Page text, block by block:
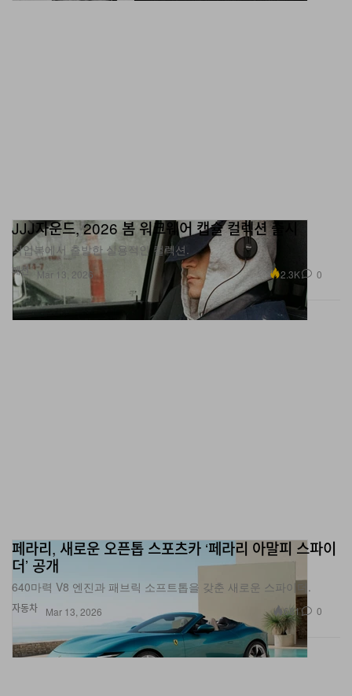
패션
JJJ자운드, 2026 봄 워크웨어 캡슐 컬렉션 출시
작업복에서 출발한 실용적인 컬렉션.
Mar 13, 2026 2.3K 0
자동차
페라리, 새로운 오픈톱 스포츠카 ‘페라리 아말피 스파이
더’ 공개
640마력 V8 엔진과 패브릭 소프트톱을 갖춘 새로운 스파이더.
Mar 13, 2026 681 0